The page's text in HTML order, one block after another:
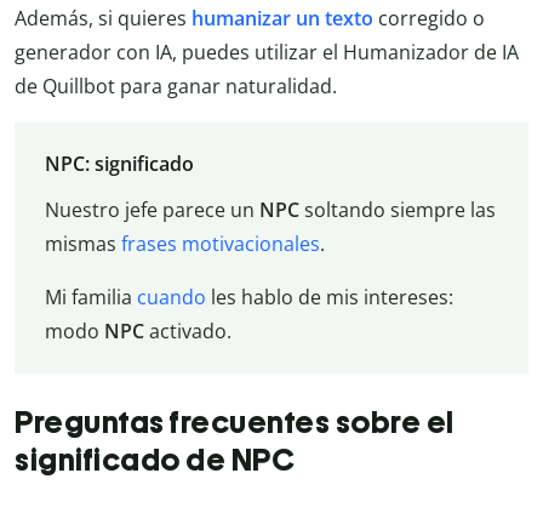
Además, si quieres humanizar un texto corregido o
generador con IA, puedes utilizar el Humanizador de IA
de Quillbot para ganar naturalidad.
NPC: significado
Nuestro jefe parece un NPCsoltando siempre las
mismas frases motivacionales.
Mi familia cuando les hablo de mis intereses:
modo NPCactivado.
Preguntas frecuentes sobre el
significado de NPC